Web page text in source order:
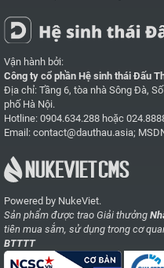
Vận hành bởi:
Công ty cổ phần Hệ sinh thái Đấu
Địa chỉ: Tầng 6, tòa nhà Sông Đà,
phố Hà Nội.
Hotline: 0904.634.288 hoặc
Email: contact@dauthau.asia;
Powered by NukeViet.
Sản phẩm được trao Giải thưởng
tiên mua sắm, sử dụng trong cơ
BTTTT